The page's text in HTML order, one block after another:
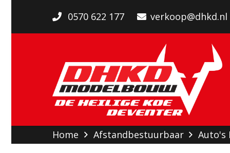
0570 622 177 verkoop@dhkd.nl
Home Afstandbestuurbaar Auto's